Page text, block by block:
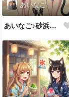
あいなご
あいなご♪砂浜のスイカってなんか美味しい💕